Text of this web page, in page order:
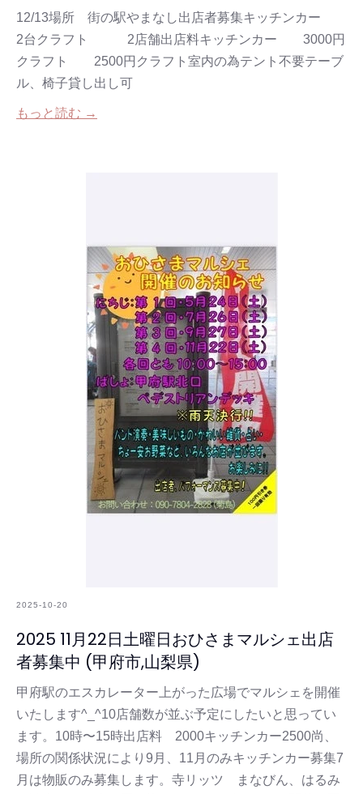
12/13場所 街の駅やまなし出店者募集キッチンカー
2台クラフト 2店舗出店料キッチンカー 3000円
クラフト 2500円クラフト室内の為テント不要テーブ
ル、椅子貸し出し可
もっと読む →
2025-10-20
2025 11月22日土曜日おひさまマルシェ出店
者募集中 (甲府市,山梨県)
甲府駅のエスカレーター上がった広場でマルシェを開催
いたします^_^10店舗数が並ぶ予定にしたいと思ってい
ます。10時〜15時出店料 2000キッチンカー2500尚、
場所の関係状況により9月、11月のみキッチンカー募集7
月は物販のみ募集します。寺リッツ まなびん、はるみ